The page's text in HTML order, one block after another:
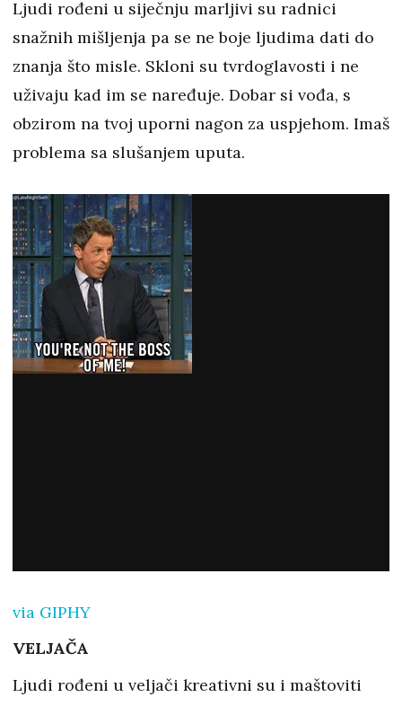
Ljudi rođeni u siječnju marljivi su radnici
snažnih mišljenja pa se ne boje ljudima dati do
znanja što misle. Skloni su tvrdoglavosti i ne
uživaju kad im se naređuje. Dobar si vođa, s
obzirom na tvoj uporni nagon za uspjehom. Imaš
problema sa slušanjem uputa.
via GIPHY
VELJAČA
Ljudi rođeni u veljači kreativni su i maštoviti